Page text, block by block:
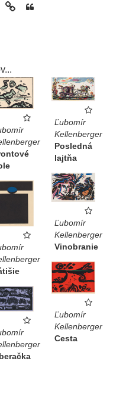
Ľubomír
Kellenberger
Posledná
lajtňa
Ľubomír
Kellenberger
Vinobranie
Ľubomír
Kellenberger
Cesta